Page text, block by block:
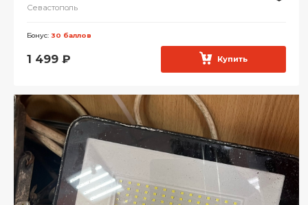
Севастополь
Бонус: 30 баллов
1 499 ₽ Купить